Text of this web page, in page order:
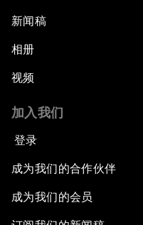
新闻稿
相册
视频
加入我们
登录
成为我们的合作伙伴
成为我们的会员